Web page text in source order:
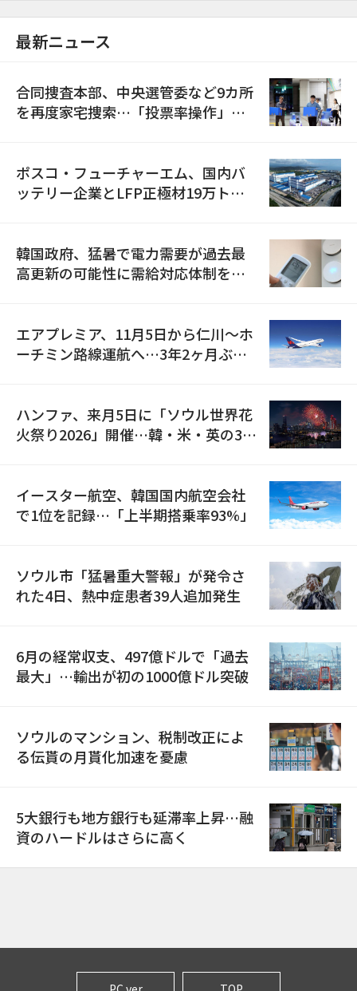
最新ニュース
合同捜査本部、中央選管委など9カ所
を再度家宅捜索…「投票率操作」の
ポスコ・フューチャーエム、国内バ
ッテリー企業とLFP正極材19万トン
韓国政府、猛暑で電力需要が過去最
高更新の可能性に需給対応体制を点
エアプレミア、11月5日から仁川〜ホ
ーチミン路線運航へ…3年2ヶ月ぶり
ハンファ、来月5日に「ソウル世界花
火祭り2026」開催…韓・米・英の3カ
イースター航空、韓国国内航空会社
で1位を記録…「上半期搭乗率93%」
ソウル市「猛暑重大警報」が発令さ
れた4日、熱中症患者39人追加発生
6月の経常収支、497億ドルで「過去
最大」…輸出が初の1000億ドル突破
ソウルのマンション、税制改正によ
る伝貰の月貰化加速を憂慮
5大銀行も地方銀行も延滞率上昇…融
資のハードルはさらに高く